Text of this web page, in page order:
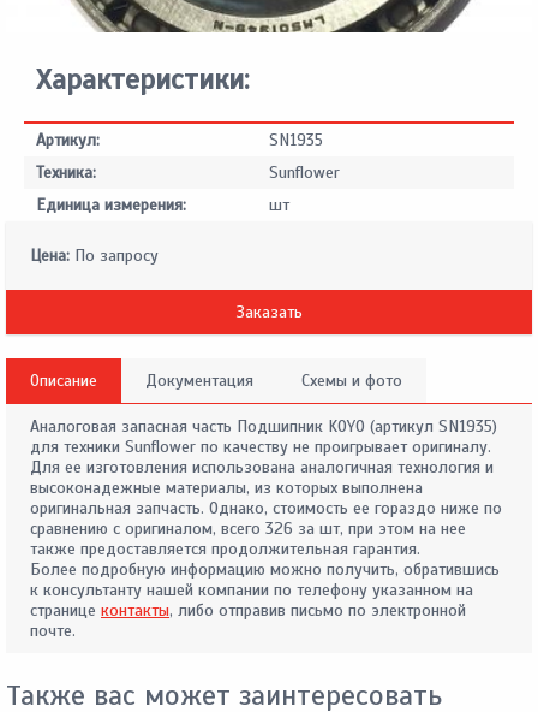
Характеристики:
Артикул:
SN1935
Техника:
Sunflower
Единица измерения:
шт
Цена: По запросу
Заказать
Описание Документация Схемы и фото
Аналоговая запасная часть Подшипник KOYO (артикул SN1935)
для техники Sunflower по качеству не проигрывает оригиналу.
Для ее изготовления использована аналогичная технология и
высоконадежные материалы, из которых выполнена
оригинальная запчасть. Однако, стоимость ее гораздо ниже по
сравнению с оригиналом, всего 326 за шт, при этом на нее
также предоставляется продолжительная гарантия.
Более подробную информацию можно получить, обратившись
к консультанту нашей компании по телефону указанном на
странице контакты, либо отправив письмо по электронной
почте.
Также вас может заинтересовать